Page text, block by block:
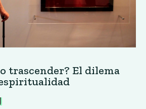
trascender? El dilema